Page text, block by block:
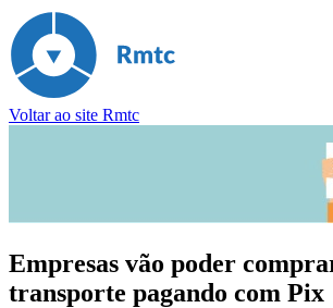
Voltar ao site Rmtc
Empresas vão poder
transporte pagando com Pix